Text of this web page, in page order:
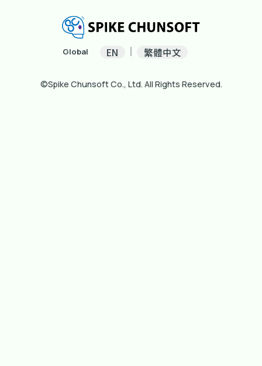
Global EN 繁體中文
©Spike Chunsoft Co., Ltd. All Rights Reserved.